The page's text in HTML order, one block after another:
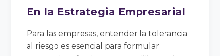
En la Estrategia Empresarial
Para las empresas, entender la tolerancia
al riesgo es esencial para formular